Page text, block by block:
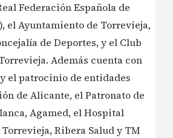
Federación Española de
el Ayuntamiento de Torrevieja,
de Deportes, y el Club
Además cuenta con
el patrocinio de entidades
de Alicante, el Patronato de
Agamed, el Hospital
Ribera Salud y TM